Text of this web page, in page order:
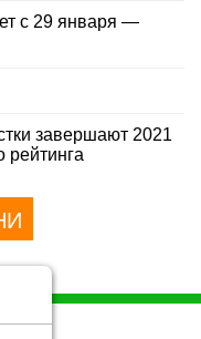
с 29 января —
завершают 2021
рейтинга